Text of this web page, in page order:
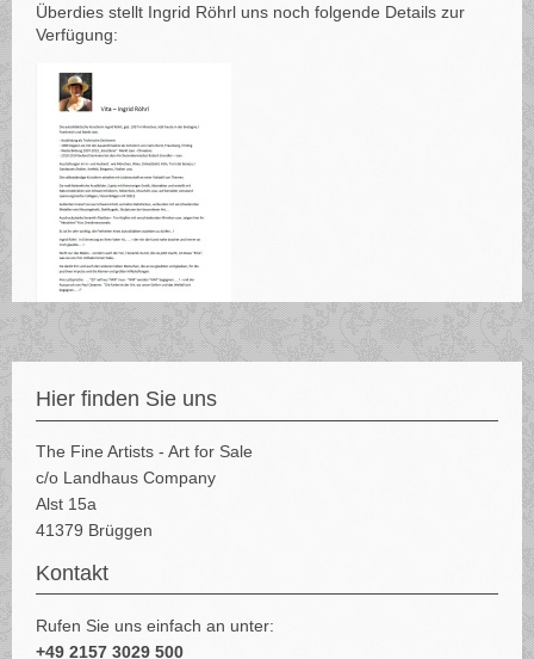
Überdies stellt Ingrid Röhrl uns noch folgende Details zur
Verfügung:
Hier finden Sie uns
The Fine Artists - Art for Sale
c/o Landhaus Company
Alst 15a
41379 Brüggen
Kontakt
Rufen Sie uns einfach an unter:
+49 2157 3029 500